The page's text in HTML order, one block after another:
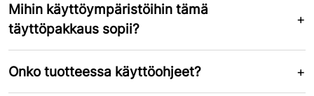
Mihin käyttöympäristöihin tämä
täyttöpakkaus sopii?
Onko tuotteessa käyttöohjeet?